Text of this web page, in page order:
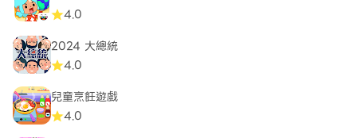
4.0
2024 大總統
4.0
兒童烹飪遊戲
4.0